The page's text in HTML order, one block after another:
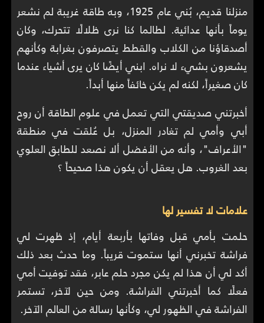
منزلنا قديم، بُني عام 1925، وبه طاقة غريبة لم نشعر
يوماً بأنها عدائية. لطالما كنا نرى ظلالًا تتحرك، وكان
أصدقاؤنا من الكلاب والقطط يتصرفون بغرابة وكأنهم
يشعرون بشيء لا نراه. ابني أيضًا كان يرى أشياء عندما
كان صغيراً، لكنه لم يكن خائفاً منها أبداً.
أخبرتني صديقتي التي تعمل في علوم الطاقة أن روح
أبي وأمي لم تغادر المنزل، بل عُلقت في منطقة
"الأعراف"، وأنه من الأفضل ألا نصعد للطابق العلوي
بعد الغروب. هل يعقل أن يكون هذا صحيحاً ؟
علامات لا تفسير لها
حلمت بأمي قبل وفاتها بأربعة أيام، إذ ظهرت لي
فراشة تخبرني أنها ستموت قريباً. وما حدث بعد ذلك
أكد لي أن هذا لم يكن مجرد حلم عابر، فقد توفيت أمي
فعلًا كما أخبرتني الفراشة. ومن حين لآخر، تستمر
الفراشة في الظهور لي، وكأنها رسالة من العالم الآخر.